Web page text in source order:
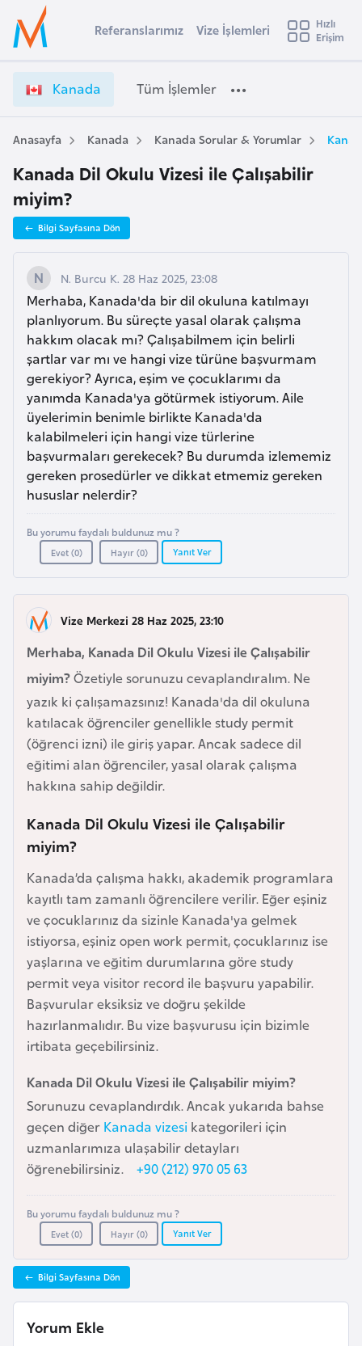
Ülke Seçimi
Başvuru yapmak istediğiniz ülkeyi seçin
Üye
Girişi
a
a
d
a
i
e
İ
ş
m
l
e
r
e
t
Referanslarımız Vize İşlemleri
Hızlı
Erişim
Kanada Tüm İşlemler
Anasayfa Kanada Kanada Sorular & Yorumlar
Kanada Dil Okulu Vizesi ile Çalışabilir
miyim?
Bilgi Sayfasına Dön
N. Burcu K. 28 Haz 2025, 23:08
Merhaba, Kanada'da bir dil okuluna katılmayı
planlıyorum. Bu süreçte yasal olarak çalışma
hakkım olacak mı? Çalışabilmem için belirli
şartlar var mı ve hangi vize türüne başvurmam
gerekiyor? Ayrıca, eşim ve çocuklarımı da
yanımda Kanada'ya götürmek istiyorum. Aile
üyelerimin benimle birlikte Kanada'da
kalabilmeleri için hangi vize türlerine
başvurmaları gerekecek? Bu durumda izlememiz
gereken prosedürler ve dikkat etmemiz gereken
hususlar nelerdir?
Bu yorumu faydalı buldunuz mu ?
Evet (0) Hayır (0) Yanıt Ver
Vize Merkezi 28 Haz 2025, 23:10
Merhaba, Kanada Dil Okulu Vizesi ile Çalışabilir
miyim?Özetiyle sorunuzu cevaplandıralım. Ne
yazık ki çalışamazsınız! Kanada'da dil okuluna
katılacak öğrenciler genellikle study permit
(öğrenci izni) ile giriş yapar. Ancak sadece dil
eğitimi alan öğrenciler, yasal olarak çalışma
hakkına sahip değildir.
Kanada Dil Okulu Vizesi ile Çalışabilir
miyim?
Kanada’da çalışma hakkı, akademik programlara
kayıtlı tam zamanlı öğrencilere verilir. Eğer eşiniz
ve çocuklarınız da sizinle Kanada'ya gelmek
istiyorsa, eşiniz open work permit, çocuklarınız ise
yaşlarına ve eğitim durumlarına göre study
permit veya visitor record ile başvuru yapabilir.
Başvurular eksiksiz ve doğru şekilde
hazırlanmalıdır. Bu vize başvurusu için bizimle
irtibata geçebilirsiniz.
Kanada Dil Okulu Vizesi ile Çalışabilir miyim?
Sorunuzu cevaplandırdık. Ancak yukarıda bahse
geçen diğer Kanada vizesi kategorileri için
uzmanlarımıza ulaşabilir detayları
öğrenebilirsiniz.
+90 (212) 970 05 63
Bu yorumu faydalı buldunuz mu ?
Evet (0) Hayır (0) Yanıt Ver
Bilgi Sayfasına Dön
Yorum Ekle
s
t
r
a
A
v
u
s
t
u
r
y
a
A
z
e
r
b
y
a
n
B
a
h
r
e
y
n
B
a
n
g
a
e
ş
B
l
a
r
u
s
B
l
ç
i
k